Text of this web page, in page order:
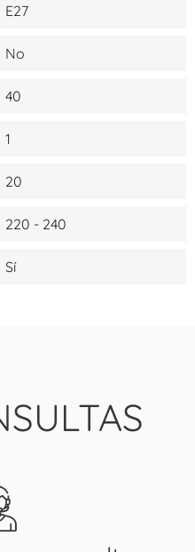
E27
No
40
1
20
220 - 240
Sí